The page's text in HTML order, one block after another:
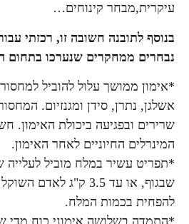
עיקרית,מבחר קינוחים…
בנוסף לתובנה חשובה זו, רכזתי
נבחרים ממחקרים שנערכו בתחום
*אימון ממושך עלול להוביל
אשלגן, נתרן, סידן ומגנזיום.
שרירים ובפגיעה ביכולת האימון.
המינרלים החיוניים לאחר האימון.
להפחית בכמות המלח.